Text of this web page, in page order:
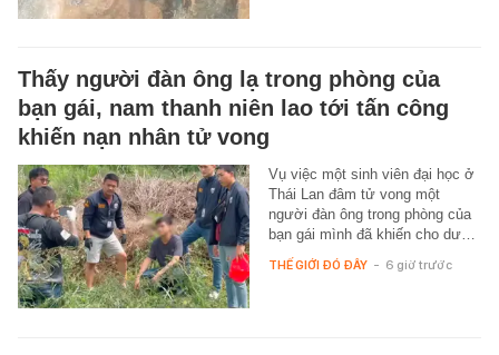
Thấy người đàn ông lạ trong phòng của
bạn gái, nam thanh niên lao tới tấn công
khiến nạn nhân tử vong
Vụ việc một sinh viên đại học ở
Thái Lan đâm tử vong một
người đàn ông trong phòng của
bạn gái mình đã khiến cho dư…
THẾ GIỚI ĐÓ ĐÂY - 6 giờ trước